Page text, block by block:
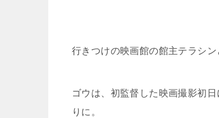
行きつけの映画館の館主テラシ
ゴウは、初監督した映画撮影初
りに。